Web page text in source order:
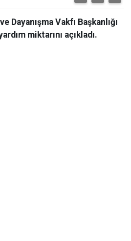
Dayanışma Vakfı Başkanlığı
miktarını açıkladı.